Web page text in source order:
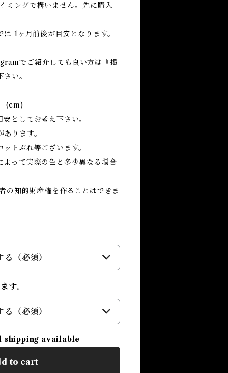
ミングで構いません。先に購入
1ヶ月前後が目安となります。
でご紹介しても良い方は『掲
い。
(cm)
としてお考え下さい。
ります。
トぶれ等ございます。
って実際の色と多少異なる場合
の知的財産権を作ることはできま
る（必須）
す。
る（必須）
available
to cart